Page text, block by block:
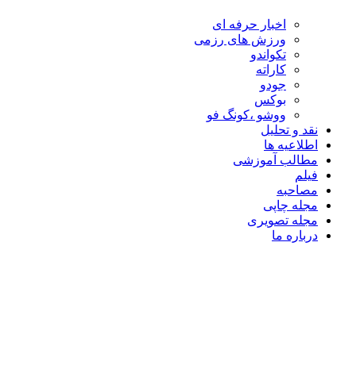
اخبار حرفه ای
ورزش های رزمی
تکواندو
کاراته
جودو
بوکس
ووشو ،کونگ فو
نقد و تحلیل
اطلاعیه ها
مطالب آموزشی
فیلم
مصاحبه
مجله چاپی
مجله تصویری
درباره ما